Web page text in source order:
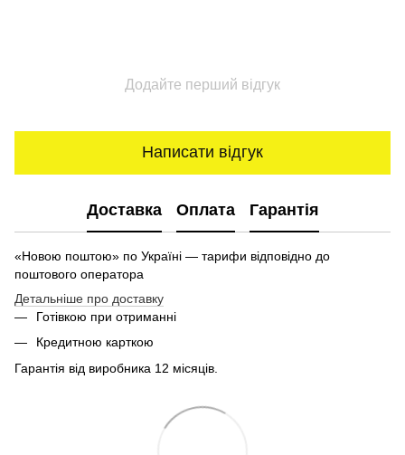
Додайте перший відгук
Написати відгук
Доставка Оплата Гарантія
«Новою поштою» по Україні — тарифи відповідно до
поштового оператора
Детальніше про доставку
Готівкою при отриманні
Кредитною карткою
Гарантія від виробника 12 місяців.